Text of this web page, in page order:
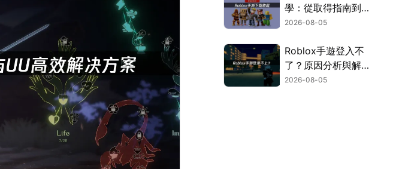
學：從取得指南到登
入疑難排解！
2026-08-05
Roblox手遊登入不
了？原因分析與解決
方案！
2026-08-05